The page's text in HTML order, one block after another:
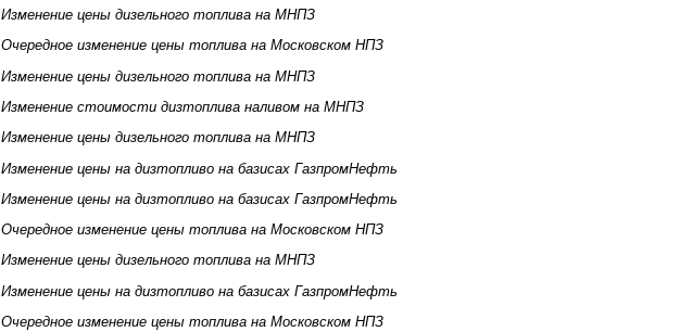
Изменение цены дизельного топлива на МНПЗ
Очередное изменение цены топлива на Московском НПЗ
Изменение цены дизельного топлива на МНПЗ
Изменение стоимости дизтоплива наливом на МНПЗ
Изменение цены дизельного топлива на МНПЗ
Изменение цены на дизтопливо на базисах ГазпромНефть
Изменение цены на дизтопливо на базисах ГазпромНефть
Очередное изменение цены топлива на Московском НПЗ
Изменение цены дизельного топлива на МНПЗ
Изменение цены на дизтопливо на базисах ГазпромНефть
Очередное изменение цены топлива на Московском НПЗ